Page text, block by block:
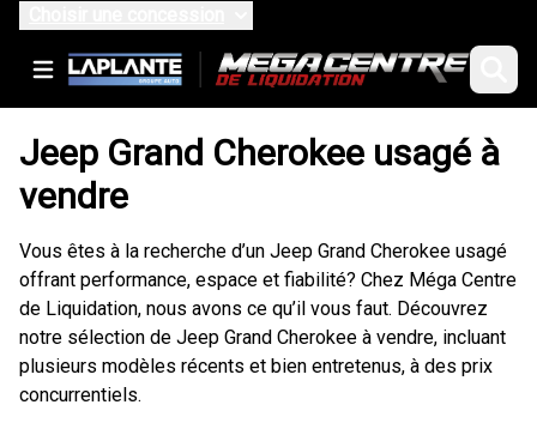
Jeep Grand Cherokee usagé à
vendre
Vous êtes à la recherche d’un Jeep Grand Cherokee usagé
offrant performance, espace et fiabilité? Chez Méga Centre
de Liquidation, nous avons ce qu’il vous faut. Découvrez
notre sélection de Jeep Grand Cherokee à vendre, incluant
plusieurs modèles récents et bien entretenus, à des prix
concurrentiels.